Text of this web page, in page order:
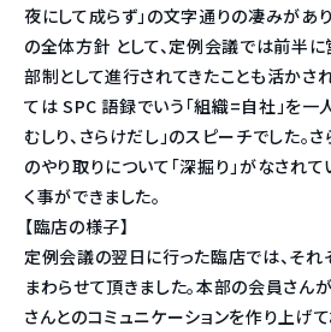
夜にして成らず」の文字通りの凄みがあ
の全体方針 として、定例会議では前半
部制として進行されてきたことも活かさ
ては SPC 語録でいう「組織=自社」を一
むしり、さらけだし」のスピーチでした。
のやり取りについて「深掘り」がなされ
く事ができました。
【臨店の様子】
定例会議の翌日に行った臨店では、そ
まわらせて頂きました。本部の会員さん
さんとのコミュニケーションを作り上げ